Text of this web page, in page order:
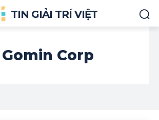
TIN GIẢI TRÍ VIỆT
Gomin Corp